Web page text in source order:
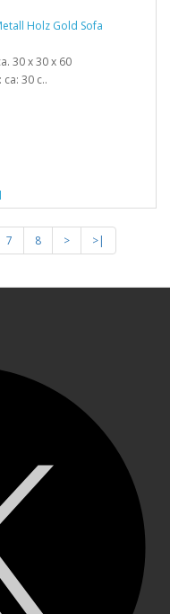
Holz Gold Sofa
30 x 30 x 60
30 c..
7 8 > >|